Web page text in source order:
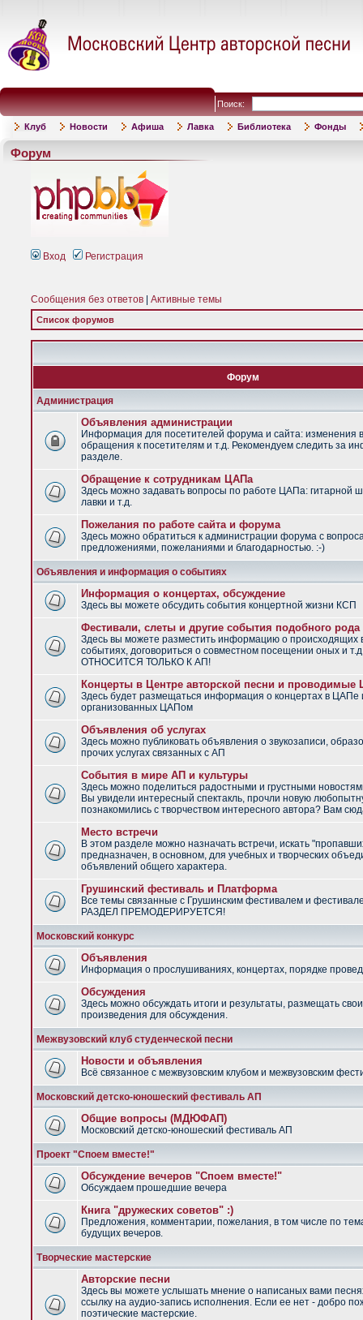
Поиск:
Клуб Новости Афиша Лавка Библиотека Фонды
Форум
Вход Регистрация
Сообщения без ответов Активные темы
Список форумов
Форум
Администрация
Объявления администрации
Информация для посетителей форума и сайта: изменения
обращения к посетителям и т.д. Рекомендуем следить за
разделе.
Обращение к сотрудникам ЦАПа
Здесь можно задавать вопросы по работе ЦАПа: гитарной
лавки и т.д.
Пожелания по работе сайта и форума
Здесь можно обратиться к администрации форума с
предложениями, пожеланиями и благодарностью. :-)
Объявления и информация о событиях
Информация о концертах, обсуждение
Здесь вы можете обсудить события концертной жизни КСП
Фестивали, слеты и другие события подобного рода
Здесь вы можете разместить информацию о
событиях, договориться о совместном посещении оных и
ОТНОСИТСЯ ТОЛЬКО К АП!
Концерты в Центре авторской песни и
Здесь будет размещаться информация о концертах в ЦАПе
организованных ЦАПом
Объявления об услугах
Здесь можно публиковать объявления о звукозаписи,
прочих услугах связанных с АП
События в мире АП и культуры
Здесь можно поделиться радостными и грустными
Вы увидели интересный спектакль, прочли новую
познакомились с творчеством интересного автора? Вам
Место встречи
В этом разделе можно назначать встречи, искать
предназначен, в основном, для учебных и творческих
объявлений общего характера.
Грушинский фестиваль и Платформа
Все темы связанные с Грушинским фестивалем и
РАЗДЕЛ ПРЕМОДЕРИРУЕТСЯ!
Московский конкурс
Объявления
Информация о прослушиваниях, концертах, порядке
Обсуждения
Здесь можно обсуждать итоги и результаты, размещать
произведения для обсуждения.
Межвузовский клуб студенческой песни
Новости и объявления
Всё связанное с межвузовским клубом и межвузовским
Московский детско-юношеский фестиваль АП
Общие вопросы (МДЮФАП)
Московский детско-юношеский фестиваль АП
Проект "Споем вместе!"
Обсуждение вечеров "Споем вместе!"
Обсуждаем прошедшие вечера
Книга "дружеских советов" :)
Предложения, комментарии, пожелания, в том числе по
будущих вечеров.
Творческие мастерские
Авторские песни
Здесь вы можете услышать мнение о написаных вами
ссылку на аудио-запись исполнения. Если ее нет - добро
поэтические мастерские.